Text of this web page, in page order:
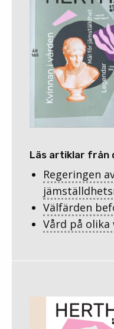
Läs artiklar från
Regeringen
Välfärden
Vård på olika